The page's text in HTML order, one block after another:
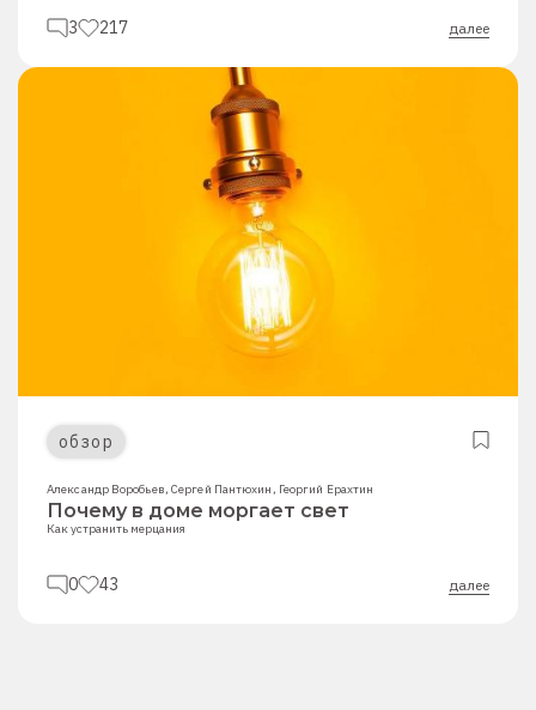
3 217 далее
обзор
Александр Воробьев,Сергей Пантюхин , Георгий Ерахтин
Почему в доме моргает свет
Как устранить мерцания
0 43 далее